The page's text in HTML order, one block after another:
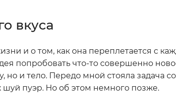
вкуса
и о том, как она переплетается с
попробовать что-то совершенно
и тело. Передо мной стояла задача
пуэр. Но об этом немного позже.